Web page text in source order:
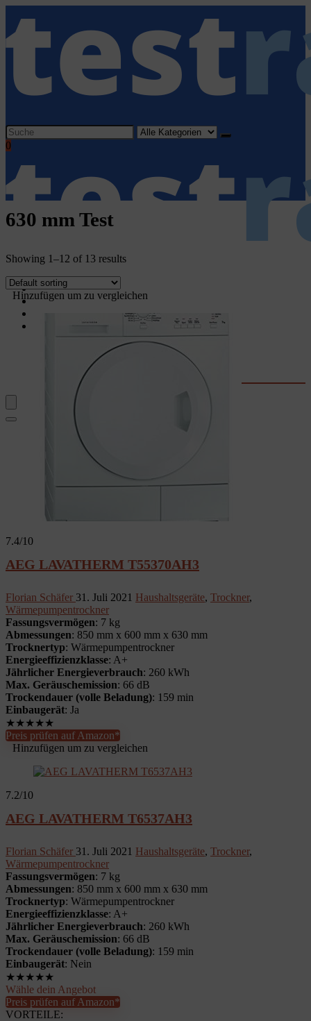
Search
for:
0
Home
Haushaltsgeräte
Rechner & Tools
Waschtrockner-Stromkosten
Kaffee-Kosten
Wassersprudler
Fernseher-Größe
630 mm Test
Showing 1–12 of 13 results
Hinzufügen um zu vergleichen
7.4/10
AEG LAVATHERM T55370AH3
Florian Schäfer 31. Juli 2021 Haushaltsgeräte, Trockner,
Wärmepumpentrockner
Fassungsvermögen: 7 kg
Abmessungen: 850 mm x 600 mm x 630 mm
Trocknertyp: Wärmepumpentrockner
Energieeffizienzklasse: A+
Jährlicher Energieverbrauch: 260 kWh
Max. Geräuschemission: 66 dB
Trockendauer (volle Beladung): 159 min
Einbaugerät: Ja
★★★★★
Preis prüfen auf Amazon*
Hinzufügen um zu vergleichen
7.2/10
AEG LAVATHERM T6537AH3
Florian Schäfer 31. Juli 2021 Haushaltsgeräte, Trockner,
Wärmepumpentrockner
Fassungsvermögen: 7 kg
Abmessungen: 850 mm x 600 mm x 630 mm
Trocknertyp: Wärmepumpentrockner
Energieeffizienzklasse: A+
Jährlicher Energieverbrauch: 260 kWh
Max. Geräuschemission: 66 dB
Trockendauer (volle Beladung): 159 min
Einbaugerät: Nein
★★★★★
Wähle dein Angebot
Preis prüfen auf Amazon*
VORTEILE: